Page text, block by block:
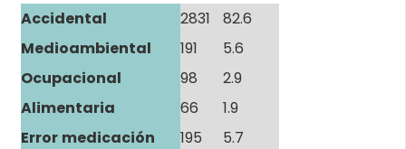
Accidental
2831
82.6
Medioambiental
191
5.6
Ocupacional
98
2.9
Alimentaria
66
1.9
Error medicación
195
5.7